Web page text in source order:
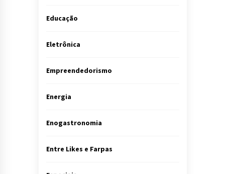
Educação
Eletrônica
Empreendedorismo
Energia
Enogastronomia
Entre Likes e Farpas